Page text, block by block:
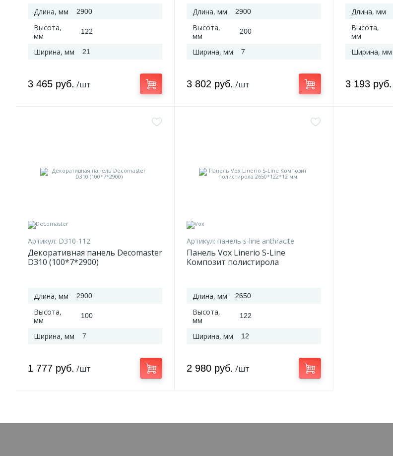
Длина, мм 2900
Высота,
мм
122
Ширина, мм 21
3 465 руб. /шт
Длина, мм 2900
Высота,
мм
200
Ширина, мм 7
3 802 руб. /шт
Длина, мм
Высота,
мм
Ширина, мм
3 193 руб.
Артикул: D310-112
Декоративная панель Decomaster
D310 (100*7*2900)
Длина, мм 2900
Высота,
мм
100
Ширина, мм 7
1 777 руб. /шт
Артикул: панель s-line anthracite
Панель Vox Linerio S-Line
Композит полистирола
Длина, мм 2650
Высота,
мм
122
Ширина, мм 12
2 980 руб. /шт